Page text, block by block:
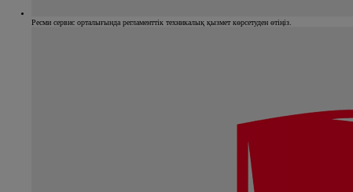
Ресми сервис орталығында регламенттік техникалық қызмет көрсетуден өтіңіз.